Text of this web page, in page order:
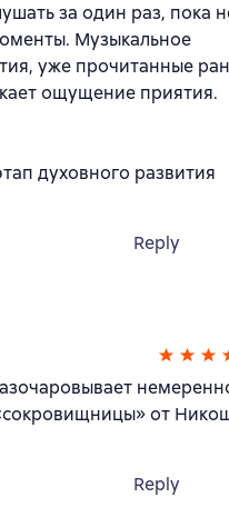
за один раз, пока
Музыкальное
уже прочитанные
ощущение приятия.
духовного развития
Reply
от
Reply